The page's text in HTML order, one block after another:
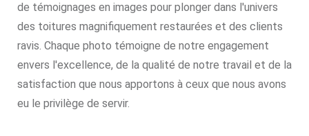
de témoignages en images pour plonger dans l'univers
des toitures magnifiquement restaurées et des clients
ravis. Chaque photo témoigne de notre engagement
envers l'excellence, de la qualité de notre travail et de la
satisfaction que nous apportons à ceux que nous avons
eu le privilège de servir.